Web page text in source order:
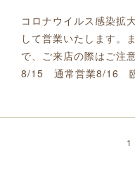
コロナウイルス感染拡
して営業いたします。
で、ご来店の際はご
8/15 通常営業8/16
1